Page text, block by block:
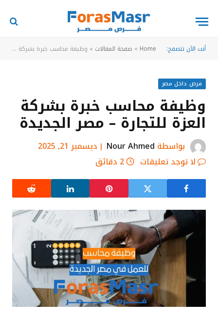
أنت الآن تتصفح: Home
» صفحة المقالات » وظيفة محاسب خبرة بشركة العزة للتجارة – مصر الجديدة
فرص داخل مصر
وظيفة محاسب خبرة بشركة
العزة للتجارة – مصر الجديدة
بواسطة Nour Ahmed
ديسمبر 21, 2025
لا توجد تعليقات
2 دقائق